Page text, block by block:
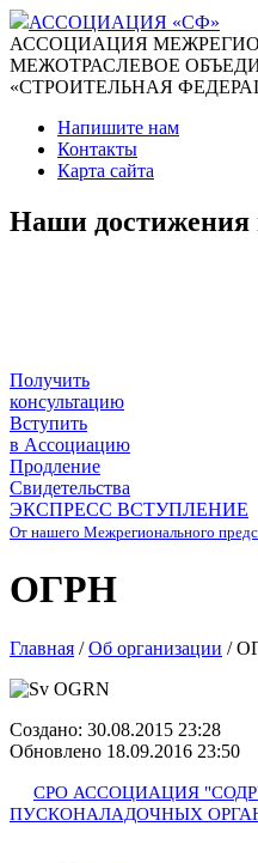
АССОЦИАЦИЯ «СФ»
АССОЦИАЦИЯ
МЕЖОТРАСЛЕВОЕ
«СТРОИТЕЛЬНАЯ
Напишите нам
Контакты
Карта сайта
Наши достижения
Получить
консультацию
Вступить
в Ассоциацию
Продление
Свидетельства
ЭКСПРЕСС ВСТУПЛЕНИЕ
От нашего Межрегионального
ОГРН
Главная /Об организации /
Создано: 30.08.2015 23:28
Обновлено 18.09.2016 23:50
СРО АССОЦИАЦИЯ
ПУСКОНАЛАДОЧНЫХ